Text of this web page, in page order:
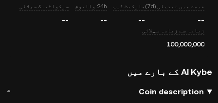
قیمت میں تبدیلی (7d)
--
مارکیٹ کیپ
--
24h والیوم
--
سرکولٹینگ سپلائی
--
زیادہ سے زیادہ سپلائی
100,000,000
AI Kybe کے بارے میں
Coin description